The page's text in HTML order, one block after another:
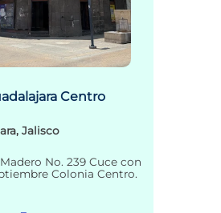
Centro
Jalisco
No. 239 Cuce con
Colonia Centro.